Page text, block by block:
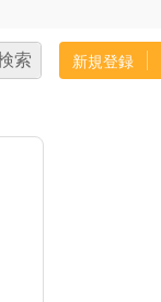
新規登録